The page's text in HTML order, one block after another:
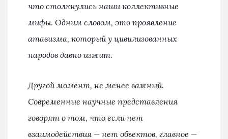
что столкнулись наши коллективные
мифы. Одним словом, это проявление
атавизма, который у цивилизованных
народов давно изжит.
Другой момент, не менее важный.
Современные научные представления
говорят о том, что если нет
взаимодействия — нет объектов, главное —